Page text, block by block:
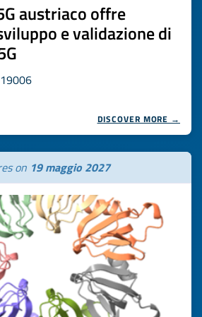
austriaco offre
e validazione di
DISCOVER MORE →
on 19 maggio 2027